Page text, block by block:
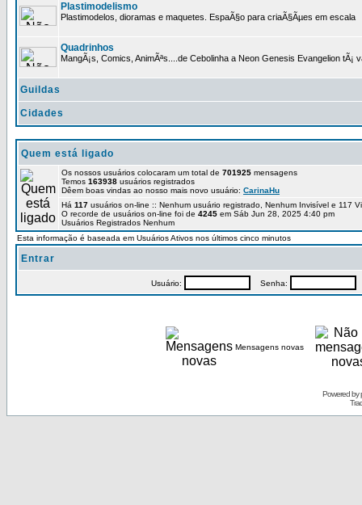
Plastimodelismo
Plastimodelos, dioramas e maquetes. EspaÃ§o para criaÃ§Ãµes em escala
Quadrinhos
MangÃ¡s, Comics, AnimÃªs....de Cebolinha a Neon Genesis Evangelion tÃ¡
Guildas
Cidades
Quem está ligado
Os nossos usuários colocaram um total de 701925 mensagens
Temos 163938 usuários registrados
Dêem boas vindas ao nosso mais novo usuário: CarinaHu
Há 117 usuários on-line :: Nenhum usuário registrado, Nenhum Invisível e 117
O recorde de usuários on-line foi de 4245 em Sáb Jun 28, 2025 4:40 pm
Usuários Registrados Nenhum
Esta informação é baseada em Usuários Ativos nos últimos cinco minutos
Entrar
Usuário: Senha:
Mensagens novas
Powered by